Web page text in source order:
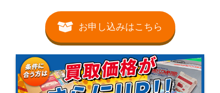
お申し込みはこちら